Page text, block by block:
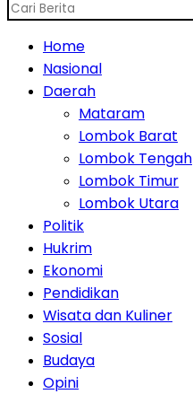
Home
Nasional
Daerah
Mataram
Lombok Barat
Lombok Tengah
Lombok Timur
Lombok Utara
Politik
Hukrim
Ekonomi
Pendidikan
Wisata dan Kuliner
Sosial
Budaya
Opini